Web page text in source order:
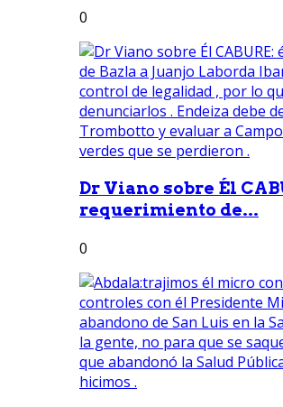
0
Dr Viano sobre Él
requerimiento de...
0